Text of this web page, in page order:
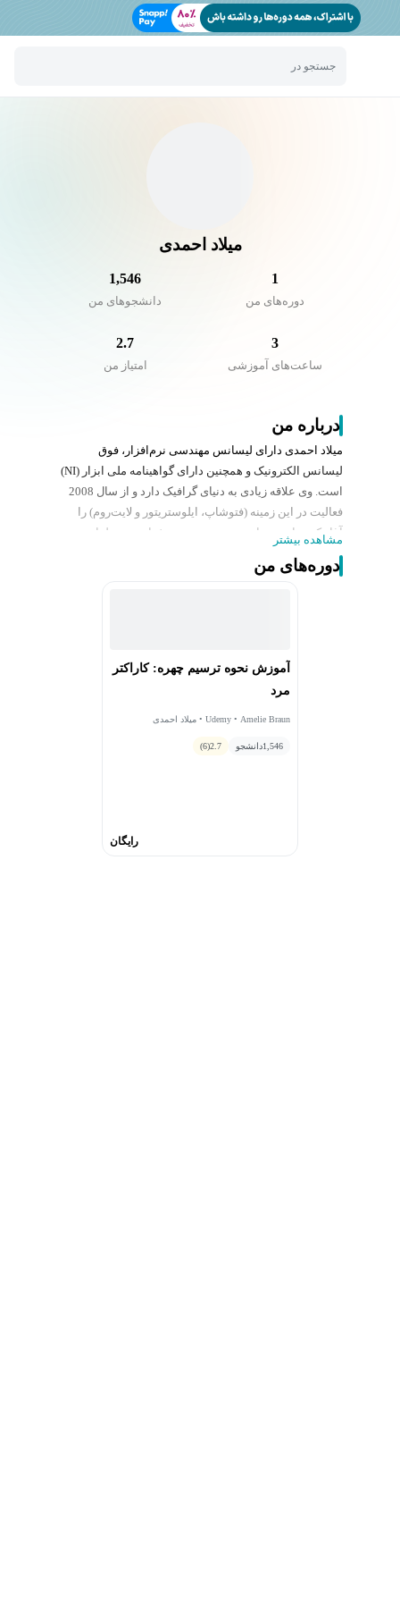
جستجو در
میلاد احمدی
1
دوره‌های من
1,546
دانشجو‌های من
3
ساعت‌های آموزشی
2.7
امتیاز من
درباره من
میلاد احمدی دارای لیسانس مهندسی نرم‌افزار، فوق
لیسانس الکترونیک و همچنین دارای گواهینامه ملی ابزار (NI)
است. وی علاقه زیادی به دنیای گرافیک دارد و از سال 2008
فعالیت در این زمینه (فتوشاپ، ایلوستریتور و لایت‌روم) را
آغاز کرده‌ است و امروزه به صورت حرفه‌ای روی طراحی
گرافیک کار می‌کند. میلاد احمدی سمینارها، وبینارها، دوره‌های
برنامه‌نویسی و طراحی گرافیک برگزار می‌کند و هزاران
مشاهده بیشتر
دوره‌های من
آموزش نحوه ترسیم چهره: کاراکتر
مرد
Udemy • Amelie Braun • میلاد احمدی
1,546دانشجو 2.7
(6)
رایگان